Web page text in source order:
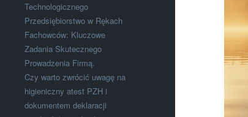
Technologicznego
Przedsiębiorstwo w Rękach
Fachowców: Kluczowe
Zadania Skutecznego
Prowadzenia Firmą.
Czy warto zwrócić uwagę na
higieniczny atest PZH i
dokumentem deklaracji